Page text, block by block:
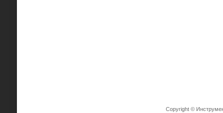
Copyright ©